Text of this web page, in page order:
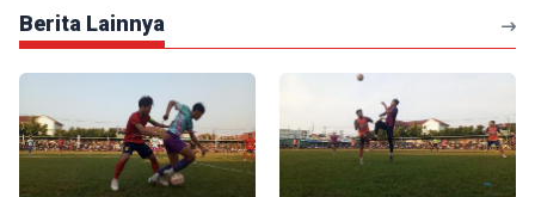
Berita Lainnya